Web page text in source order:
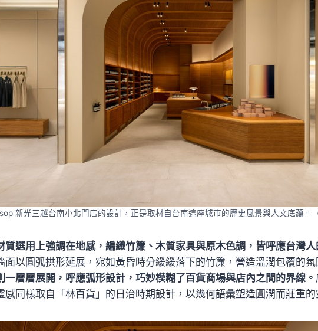
新光三越台南小北門店的設計，正是取材自台南這座城市的歷史風景與人文底蘊。
質選用上強調在地感，編織竹簾、木質家具與原木色調，皆呼應台灣人
面以圓弧拱形延展，宛如黃昏時分緩緩落下的竹簾，營造溫潤包覆的氛
一層層展開，呼應弧形設計，巧妙模糊了百貨商場與店內之間的界線。
感同樣取自「林百貨」的日治時期設計，以幾何語彙塑造圓潤而莊重的